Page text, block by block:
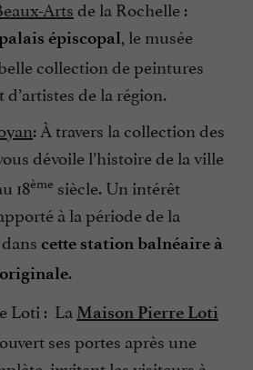
Artsde la Rochelle :
épiscopal, le musée
collection de peintures
de la région.
: À travers la collection des
dévoile l’histoire de la ville
18ème siècle. Un intérêt
à la période de la
cette station balnéaire à
.
Loti : La Maison Pierre Loti
ses portes après une